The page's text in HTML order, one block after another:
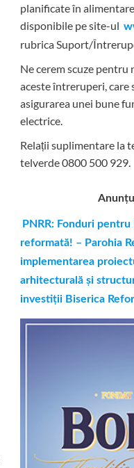
planificate în
disponibile pe site-ul
rubrica Suport/
Ne cerem scuze pentru
aceste întreruperi, care
asigurarea unei bune
electrice.
Relații suplimentare la
telverde 0800 500 929.
PNRR: Fonduri
reformată! – Parohia
implementarea
arhitecturală și
investiții Biserica